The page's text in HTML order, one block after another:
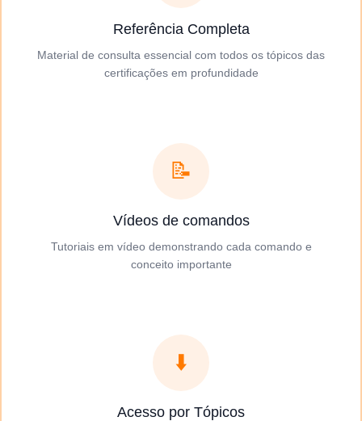
Referência Completa
Material de consulta essencial com todos os tópicos das
certificações em profundidade
📝
Vídeos de comandos
Tutoriais em vídeo demonstrando cada comando e
conceito importante
⬇️
Acesso por Tópicos